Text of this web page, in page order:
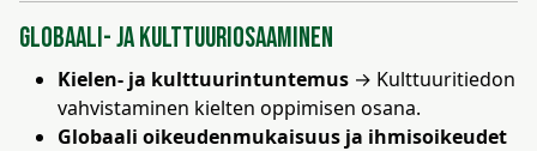
Globaali- ja kulttuuriosaaminen
Kielen- ja kulttuurintuntemus → Kulttuuritiedon
vahvistaminen kielten oppimisen osana.
Globaali oikeudenmukaisuus ja ihmisoikeudet